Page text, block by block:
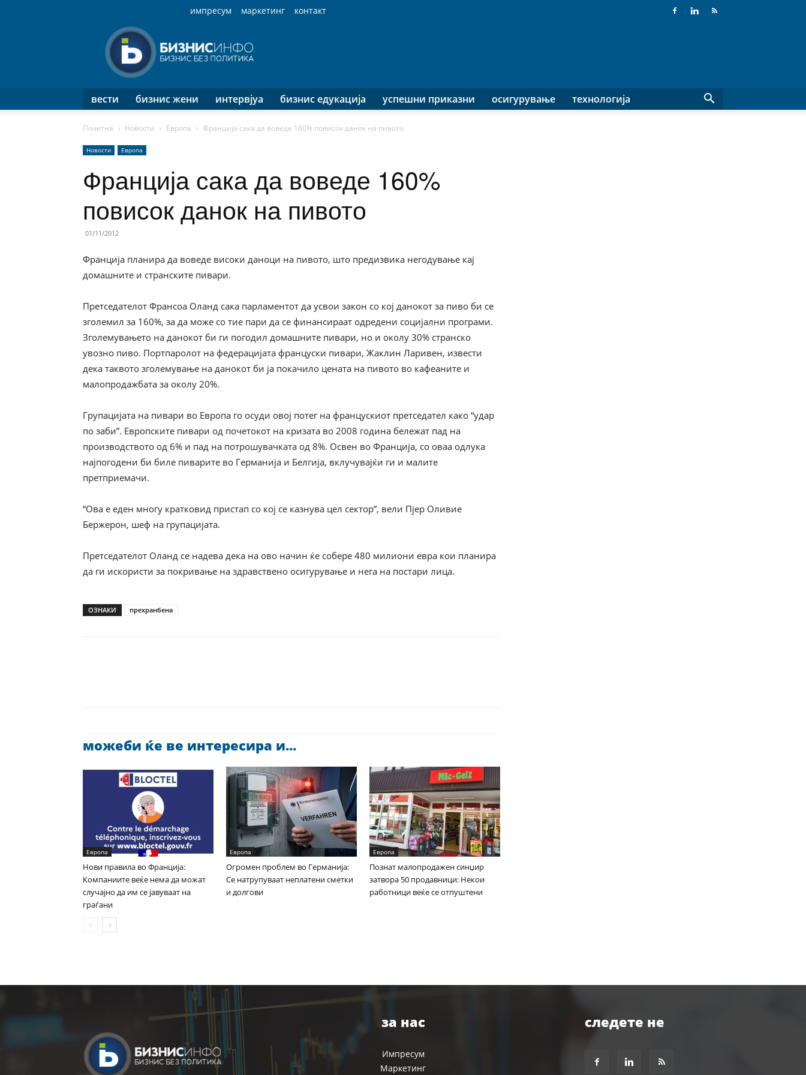
импресум маркетинг
контакт
Инфо
вести бизнис жени интервјуа бизнис едукација успешни приказни осигурување технологија
Почетна Новости Европа Франција сака да воведе 160% повисок данок на пивото
Новости Европа
Франција сака да воведе 160%
повисок данок на пивото
01/11/2012
Франција планира да воведе високи даноци на пивото, што предизвика негодување кај
домашните и странските пивари.
Претседателот Франсоа Оланд сака парламентот да усвои закон со кој данокот за пиво би се
зголемил за 160%, за да може со тие пари да се финансираат одредени социјални програми.
Зголемувањето на данокот би ги погодил домашните пивари, но и околу 30% странско
увозно пиво. Портпаролот на федерацијата француски пивари, Жаклин Ларивен, извести
дека таквото зголемување на данокот би ја покачило цената на пивото во кафеаните и
малопродажбата за околу 20%.
Групацијата на пивари во Европа го осуди овој потег на францускиот претседател како “удар
по заби”. Европските пивари од почетокот на кризата во 2008 година бележат пад на
производството од 6% и пад на потрошувачката од 8%. Освен во Франција, со оваа одлука
најпогодени би биле пиварите во Германија и Белгија, вклучувајќи ги и малите
претприемачи.
“Ова е еден многу кратковид пристап со кој се казнува цел сектор”, вели Пјер Оливие
Бержерон, шеф на групацијата.
Претседателот Оланд се надева дека на ово начин ќе собере 480 милиони евра кои планира
да ги искористи за покривање на здравствено осигурување и нега на постари лица.
ОЗНАКИ прехранбена
можеби ќе ве интересира и...
Европа
Нови правила во Франција:
Компаниите веќе нема да можат
случајно да им се јавуваат на
граѓани
Европа
Огромен проблем во Германија:
Се натрупуваат неплатени сметки
и долгови
Европа
Познат малопродажен синџир
затвора 50 продавници: Некои
работници веќе се отпуштени
за нас
Импресум
Маркетинг
следете не